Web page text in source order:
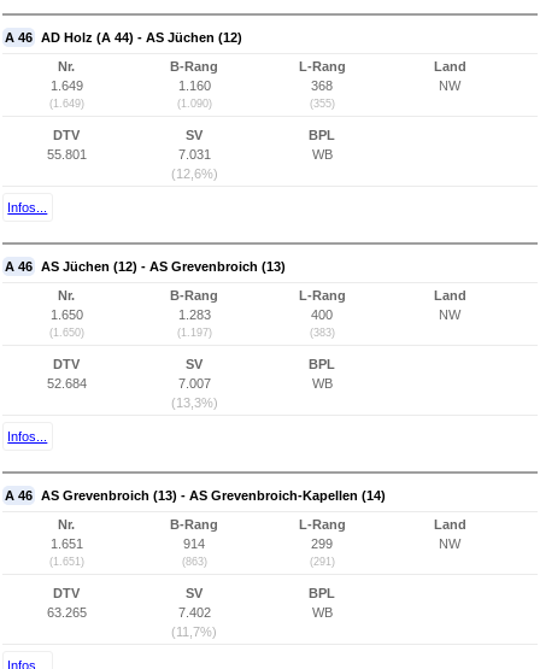
A 46 AD Holz (A 44) - AS Jüchen (12)
Nr.
1.649
(1.649)
B-Rang
1.160
(1.090)
L-Rang
368
(355)
Land
NW
DTV
55.801
SV
7.031
(12,6%)
BPL
WB
Infos...
A 46 AS Jüchen (12) - AS Grevenbroich (13)
Nr.
1.650
(1.650)
B-Rang
1.283
(1.197)
L-Rang
400
(383)
Land
NW
DTV
52.684
SV
7.007
(13,3%)
BPL
WB
Infos...
A 46 AS Grevenbroich (13) - AS Grevenbroich-Kapellen (14)
Nr.
1.651
(1.651)
B-Rang
914
(863)
L-Rang
299
(291)
Land
NW
DTV
63.265
SV
7.402
(11,7%)
BPL
WB
Infos...